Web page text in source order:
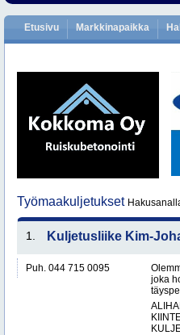
Etusivu Markkinapaikka
Työmaakuljetukset
1. Kuljetusliike Kim-
Puh. 044 715 0095
joka